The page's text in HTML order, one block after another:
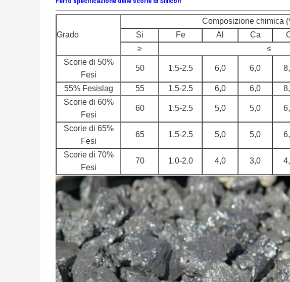
Grado
Composizione chimica
Si
Fe Al Ca
≥
≤
Scorie di 50%
Fesi
50 1.5-2.5 6,0 6,0
55% Fesislag 55 1.5-2.5 6,0 6,0
Scorie di 60%
Fesi
60 1.5-2.5 5,0 5,0
Scorie di 65%
Fesi
65 1.5-2.5 5,0 5,0
Scorie di 70%
Fesi
70 1.0-2.0 4,0 3,0